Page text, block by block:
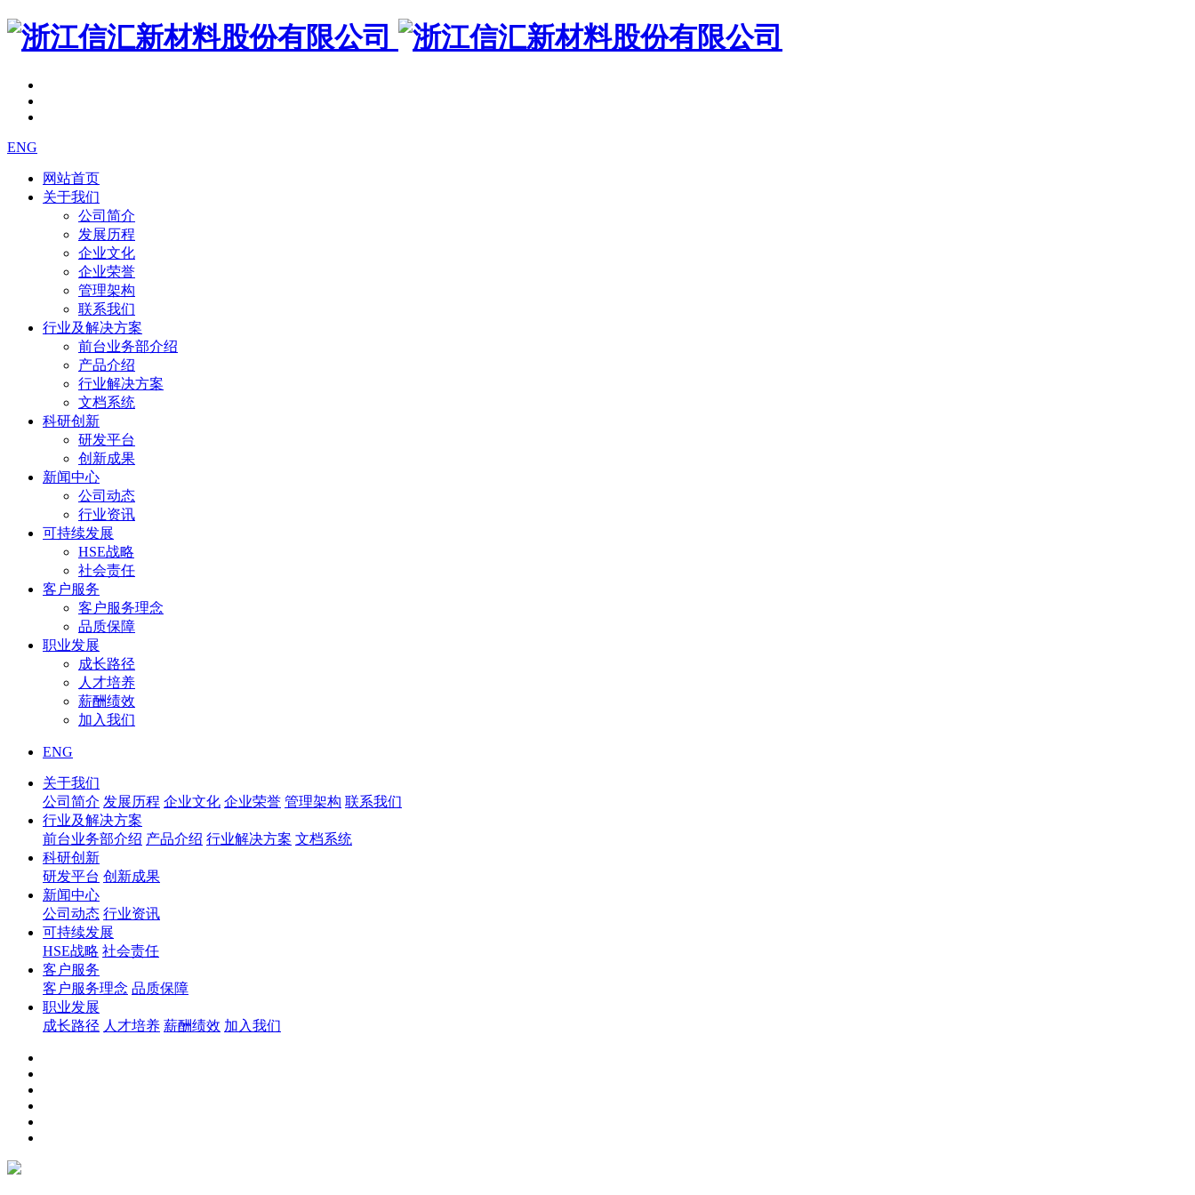
ENG
网站首页
关于我们
公司简介
发展历程
企业文化
企业荣誉
管理架构
联系我们
行业及解决方案
前台业务部介绍
产品介绍
行业解决方案
文档系统
科研创新
研发平台
创新成果
新闻中心
公司动态
行业资讯
可持续发展
HSE战略
社会责任
客户服务
客户服务理念
品质保障
职业发展
成长路径
人才培养
薪酬绩效
加入我们
ENG
关于我们
公司简介 发展历程 企业文化 企业荣誉 管理架构 联系我们
行业及解决方案
前台业务部介绍 产品介绍 行业解决方案 文档系统
科研创新
研发平台 创新成果
新闻中心
公司动态 行业资讯
可持续发展
HSE战略 社会责任
客户服务
客户服务理念 品质保障
职业发展
成长路径 人才培养 薪酬绩效 加入我们